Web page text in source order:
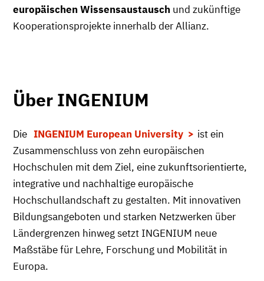
europäischen Wissensaustausch und zukünftige
Kooperationsprojekte innerhalb der Allianz.
Über INGENIUM
Die INGENIUM European University
ist ein
Zusammenschluss von zehn europäischen
Hochschulen mit dem Ziel, eine zukunftsorientierte,
integrative und nachhaltige europäische
Hochschullandschaft zu gestalten. Mit innovativen
Bildungsangeboten und starken Netzwerken über
Ländergrenzen hinweg setzt INGENIUM neue
Maßstäbe für Lehre, Forschung und Mobilität in
Europa.